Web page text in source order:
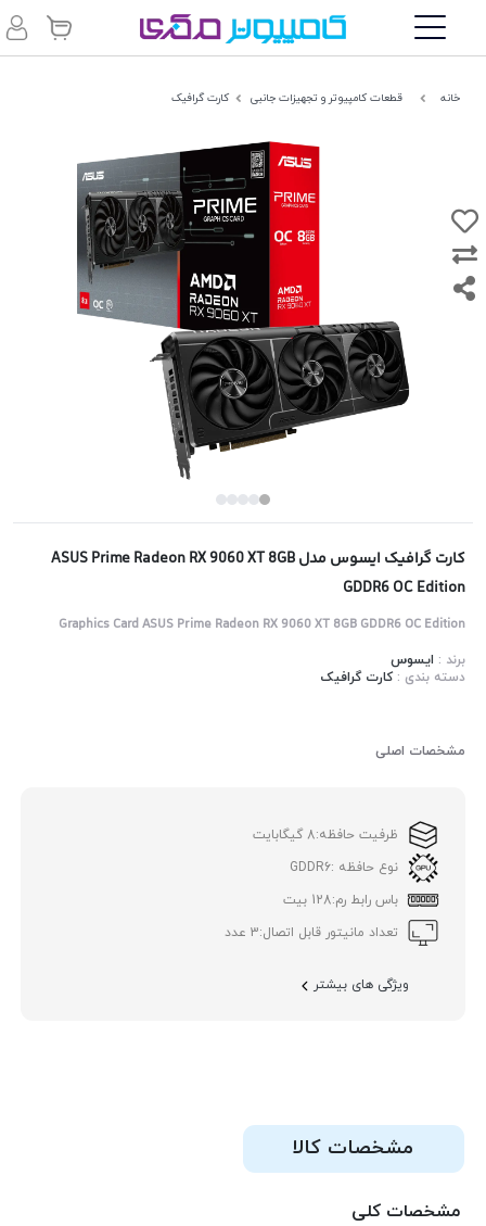
خانه قطعات کامپیوتر و تجهیزات جانبی کارت گرافیک
کارت گرافیک ایسوس مدل ASUS Prime Radeon RX 9060 XT 8GB
GDDR6 OC Edition
Graphics Card ASUS Prime Radeon RX 9060 XT 8GB GDDR6 OC Edition
برند : ایسوس
دسته بندی :کارت گرافیک
مشخصات اصلی
ظرفیت حافظه:8 گیگابایت
نوع حافظه :GDDR6
باس رابط رم:128 بیت
تعداد مانیتور قابل اتصال:3 عدد
ویژگی های بیشتر
مشخصات کالا
مشخصات کلی